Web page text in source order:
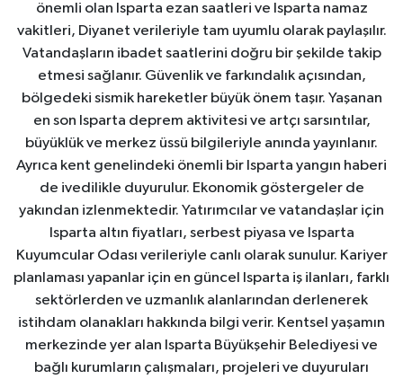
önemli olan Isparta ezan saatleri ve Isparta namaz
vakitleri, Diyanet verileriyle tam uyumlu olarak paylaşılır.
Vatandaşların ibadet saatlerini doğru bir şekilde takip
etmesi sağlanır. Güvenlik ve farkındalık açısından,
bölgedeki sismik hareketler büyük önem taşır. Yaşanan
en son Isparta deprem aktivitesi ve artçı sarsıntılar,
büyüklük ve merkez üssü bilgileriyle anında yayınlanır.
Ayrıca kent genelindeki önemli bir Isparta yangın haberi
de ivedilikle duyurulur. Ekonomik göstergeler de
yakından izlenmektedir. Yatırımcılar ve vatandaşlar için
Isparta altın fiyatları, serbest piyasa ve Isparta
Kuyumcular Odası verileriyle canlı olarak sunulur. Kariyer
planlaması yapanlar için en güncel Isparta iş ilanları, farklı
sektörlerden ve uzmanlık alanlarından derlenerek
istihdam olanakları hakkında bilgi verir. Kentsel yaşamın
merkezinde yer alan Isparta Büyükşehir Belediyesi ve
bağlı kurumların çalışmaları, projeleri ve duyuruları